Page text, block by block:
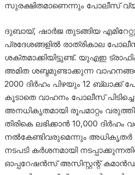
സുരക്ഷിതമാണെന്നും പോലീസ്
ദുബായ്, ഷാർജ തുടങ്ങിയ
പ്രദേശങ്ങളിൽ രാത്രികാല
ശക്തമാക്കിയിട്ടുണ്ട്. യുഎഇ
അമിത ശബ്ദമുണ്ടാക്കുന്ന
2000 ദിർഹം പിഴയും 12 ബ്ലാക്ക്
കൂടാതെ വാഹനം പോലീസ്
അനധികൃതമായി രൂപമാറ്റം
തിരികെ ലഭിക്കാൻ 10,000 ദിർഹം
നൽകേണ്ടിവരുമെന്നും അധികൃതർ
നടപടി കർശനമായി
ഓപ്പറേഷൻസ് അസിസ്റ്റന്റ്